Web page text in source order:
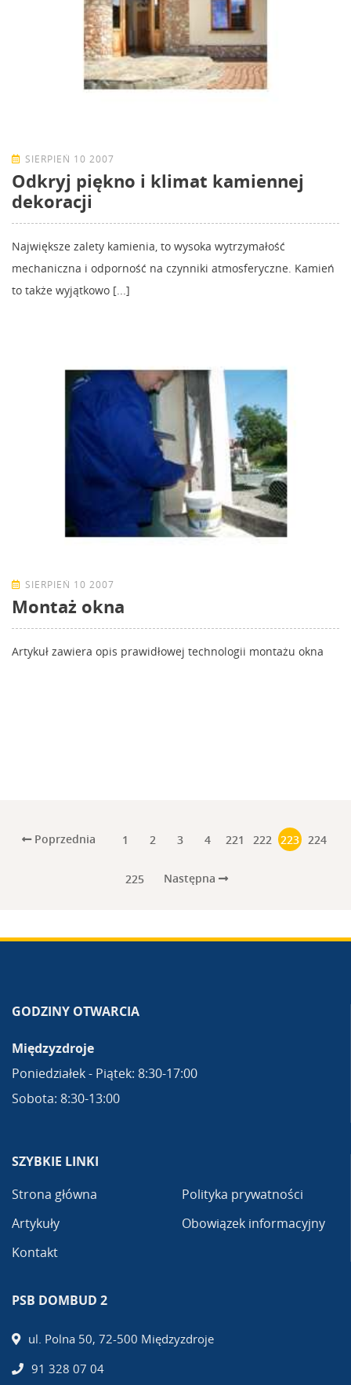
SIERPIEŃ 10 2007
Odkryj piękno i klimat kamiennej
dekoracji
Największe zalety kamienia, to wysoka wytrzymałość
mechaniczna i odporność na czynniki atmosferyczne. Kamień
to także wyjątkowo [...]
SIERPIEŃ 10 2007
Montaż okna
Artykuł zawiera opis prawidłowej technologii montażu okna
Poprzednia 1 2 3 4 221 222 223 224
225 Następna
GODZINY OTWARCIA
Międzyzdroje
Poniedziałek - Piątek: 8:30-17:00
Sobota: 8:30-13:00
SZYBKIE LINKI
Strona główna
Artykuły
Kontakt
Polityka prywatności
Obowiązek informacyjny
PSB DOMBUD 2
ul. Polna 50, 72-500 Międzyzdroje
91 328 07 04